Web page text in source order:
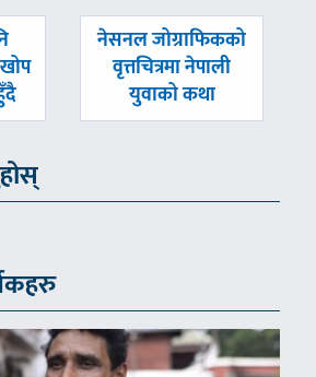
अघिल्लाे
नेसनल जोग्राफिकको
वृत्तचित्रमा नेपाली
युवाको कथा